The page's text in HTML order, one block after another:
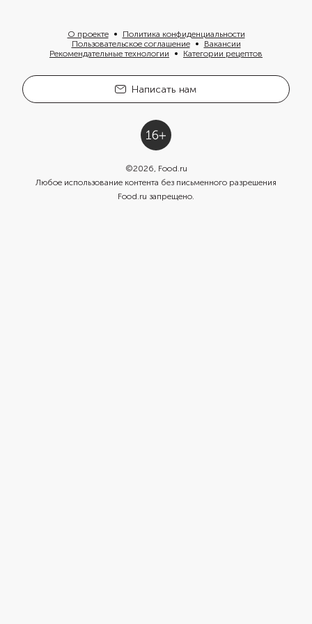
О проекте
Политика конфиденциальности
Пользовательское соглашение
Вакансии
Рекомендательные технологии
Категории рецептов
Написать нам
©2026, Food.ru
Любое использование контента без письменного разрешения
Food.ru запрещено.